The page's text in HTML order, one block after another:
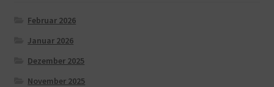
Februar 2026
Januar 2026
Dezember 2025
November 2025